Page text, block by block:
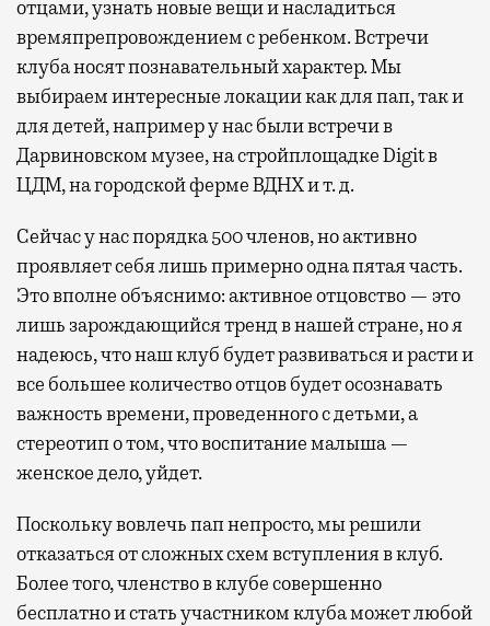
отцами, узнать новые вещи и насладиться
времяпрепровождением с ребенком. Встречи
клуба носят познавательный характер. Мы
выбираем интересные локации как для пап, так и
для детей, например у нас были встречи в
Дарвиновском музее, на стройплощадке Digit в
ЦДМ, на городской ферме ВДНХ и т. д.
Сейчас у нас порядка 500 членов, но активно
проявляет себя лишь примерно одна пятая часть.
Это вполне объяснимо: активное отцовство — это
лишь зарождающийся тренд в нашей стране, но я
надеюсь, что наш клуб будет развиваться и расти и
все большее количество отцов будет осознавать
важность времени, проведенного с детьми, а
стереотип о том, что воспитание малыша —
женское дело, уйдет.
Поскольку вовлечь пап непросто, мы решили
отказаться от сложных схем вступления в клуб.
Более того, членство в клубе совершенно
бесплатно и стать участником клуба может любой